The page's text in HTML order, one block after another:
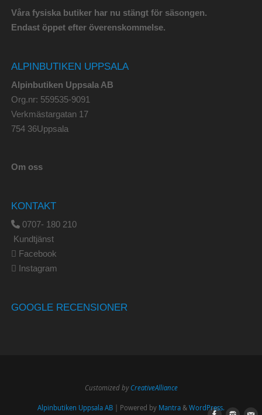
Våra fysiska butiker har nu stängt för säsongen.
Endast öppet efter överenskommelse.
ALPINBUTIKEN UPPSALA
Alpinbutiken Uppsala AB
Org.nr: 559535-9091
Verkmästargatan 17
754 36Uppsala
Om oss
KONTAKT
0707- 180 210
Kundtjänst
Facebook
Instagram
GOOGLE RECENSIONER
Customized byCreativeAlliance
Alpinbutiken Uppsala AB | Powered by Mantra & WordPress.